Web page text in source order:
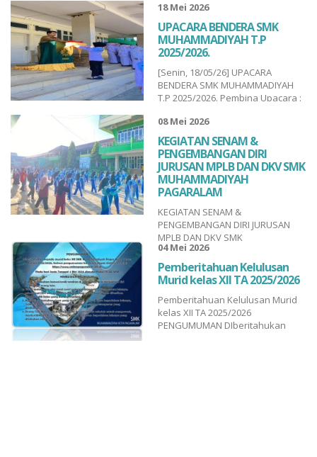
18 Mei 2026
UPACARA BENDERA SMK
MUHAMMADIYAH T.P
2025/2026.
[Senin, 18/05/26] UPACARA
BENDERA SMK MUHAMMADIYAH
T.P 2025/2026. Pembina Upacara :
Petugas Pengibar Bendera :
Pasupati Muda Pasupati Muda
Smkm Pagaralam Paduan suara :
Farmasi Smks Muhpala Petugas
Upacara : Ipm
SmkMuhammadiyah Pagaralam
SmkUnggulan Muhamm...
08 Mei 2026
KEGIATAN SENAM &
PENGEMBANGAN DIRI
JURUSAN MPLB DAN DKV SMK
MUHAMMADIYAH
PAGARALAM
KEGIATAN SENAM &
PENGEMBANGAN DIRI JURUSAN
MPLB DAN DKV SMK
MUHAMMADIYAH PAGARALAM
[Jum’at, 08/05/26]. SmkUnggulan
Muhammadiyah PgaManajemen
Perkantoran SmkmuhpgaDkv Smk
Muhammadiyah Pagaralam...
04 Mei 2026
Pemberitahuan Kelulusan
Murid kelas XII TA 2025/2026
Pemberitahuan Kelulusan Murid
kelas XII TA 2025/2026
PENGUMUMAN DIberitahukan